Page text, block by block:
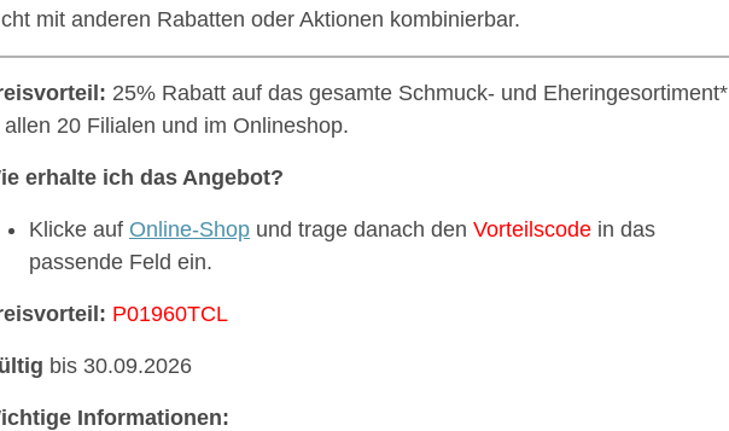
mit anderen Rabatten oder Aktionen kombinierbar.
25% Rabatt auf das gesamte Schmuck- und Eheringesortiment*
allen 20 Filialen und im Onlineshop.
erhalte ich das Angebot?
Klicke auf Online-Shop und trage danach den Vorteilscode in das
passende Feld ein.
P01960TCL
bis 30.09.2026
Informationen: